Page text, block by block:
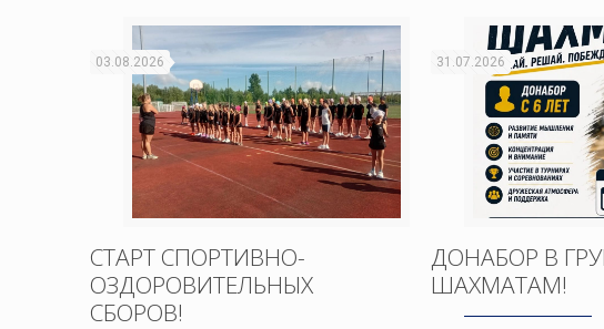
03.08.2026
СТАРТ СПОРТИВНО-
ОЗДОРОВИТЕЛЬНЫХ
СБОРОВ!
31.07.2026
ДОНАБОР В
ШАХМАТАМ!